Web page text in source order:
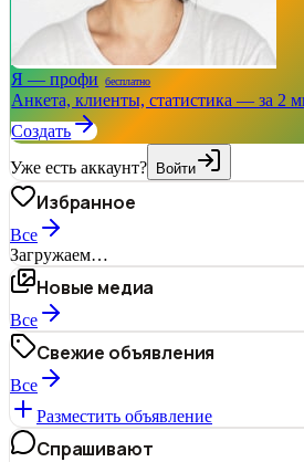
Я — профи бесплатно
Анкета, клиенты, статистика — за 2
Создать
Уже есть аккаунт? Войти
Избранное
Все
Загружаем…
Новые медиа
Все
Свежие объявления
Все
Разместить объявление
Спрашивают